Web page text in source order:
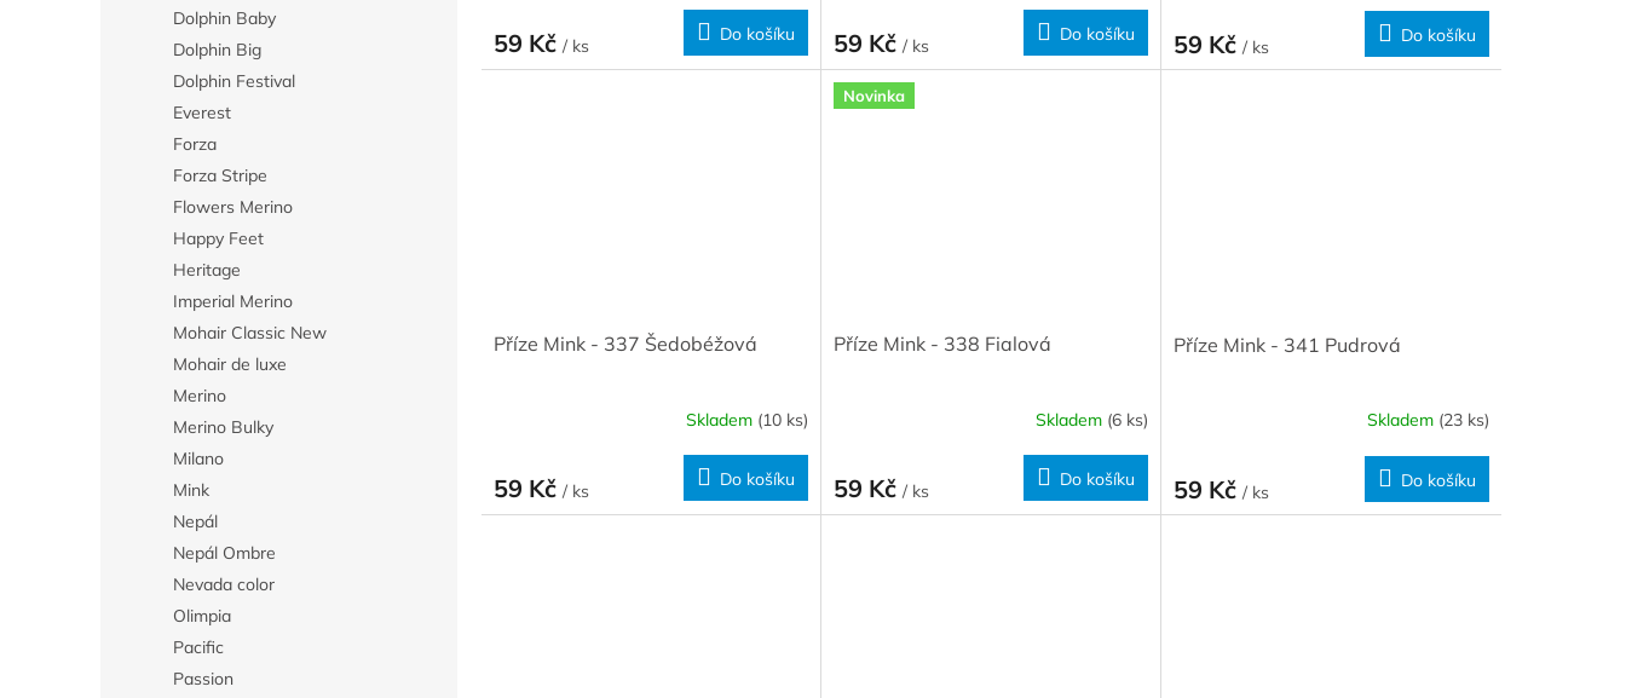
Dolphin Baby
Dolphin Big
Dolphin Festival
Everest
Forza
Forza Stripe
Flowers Merino
Happy Feet
Heritage
Imperial Merino
Mohair Classic New
Mohair de luxe
Merino
Merino Bulky
Milano
Mink
Nepál
Nepál Ombre
Nevada color
Olimpia
Pacific
Passion
59 Kč / ks
Do košíku 59 Kč / ks
Do košíku 59 Kč / ks
Do košíku
Příze Mink - 337 Šedobéžová
Skladem (10 ks)
59 Kč / ks
Do košíku
Novinka
Příze Mink - 338 Fialová
Skladem (6 ks)
59 Kč / ks
Do košíku
Příze Mink - 341 Pudrová
Skladem (23 ks)
59 Kč / ks
Do košíku